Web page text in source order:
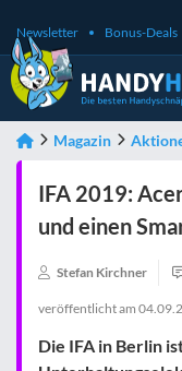
Newsletter Bonus-Deals
Magazin
IFA 2019:
und einen
Stefan Kirchner
veröffentlicht am
Die IFA in Berlin